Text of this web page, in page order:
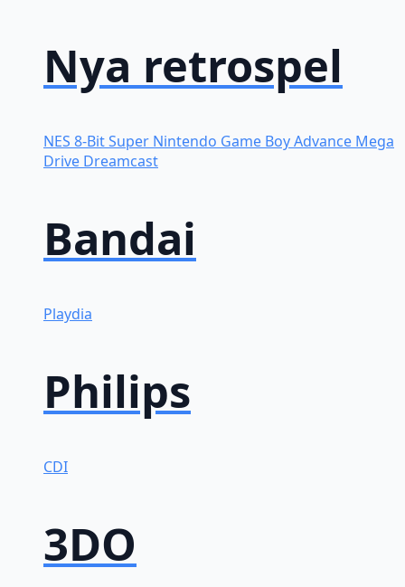
Nya retrospel
NES 8-BitSuper Nintendo Game Boy Advance Mega
Drive Dreamcast
Bandai
Playdia
Philips
CDI
3DO